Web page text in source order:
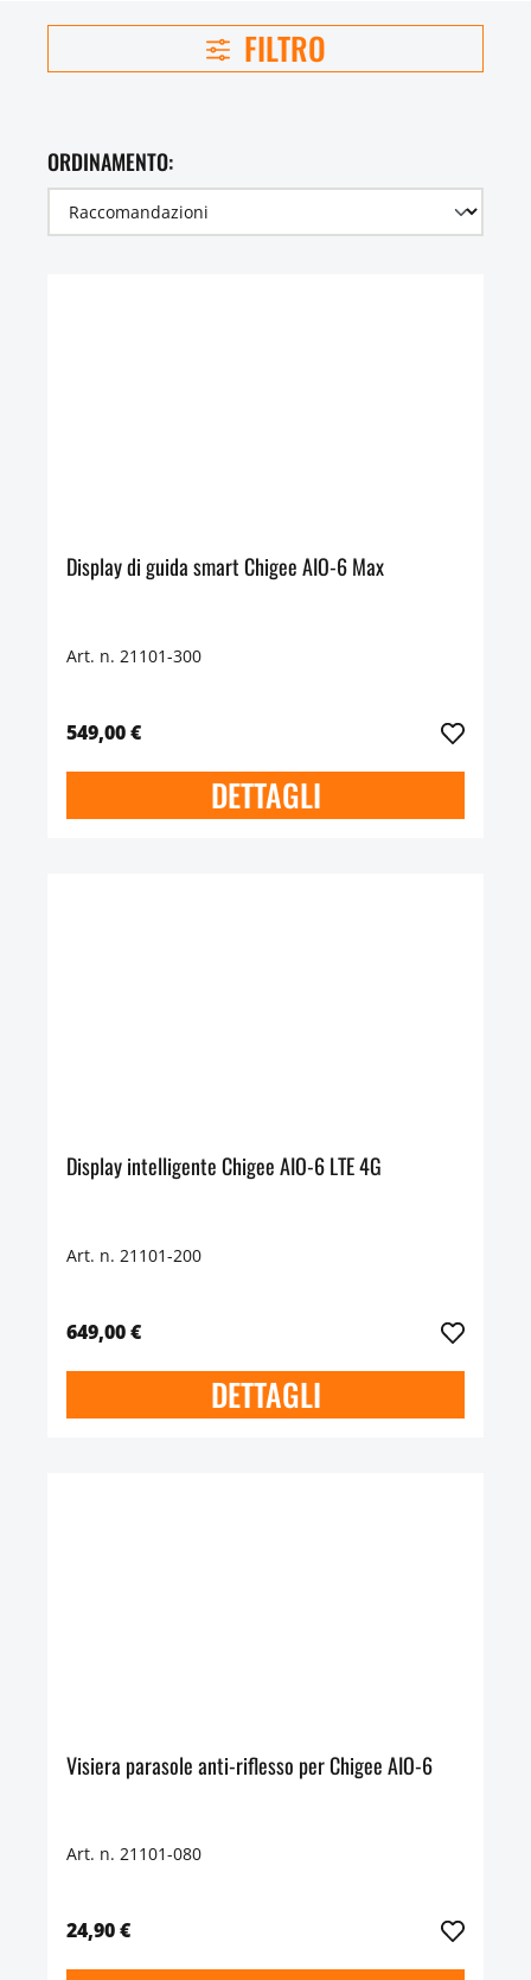
FILTRO
ORDINAMENTO:
Display di guida smart Chigee AIO-6 Max
Art. n. 21101-300
549,00 €
DETTAGLI
Display intelligente Chigee AIO-6 LTE 4G
Art. n. 21101-200
649,00 €
DETTAGLI
Visiera parasole anti-riflesso per Chigee AIO-6
Art. n. 21101-080
24,90 €